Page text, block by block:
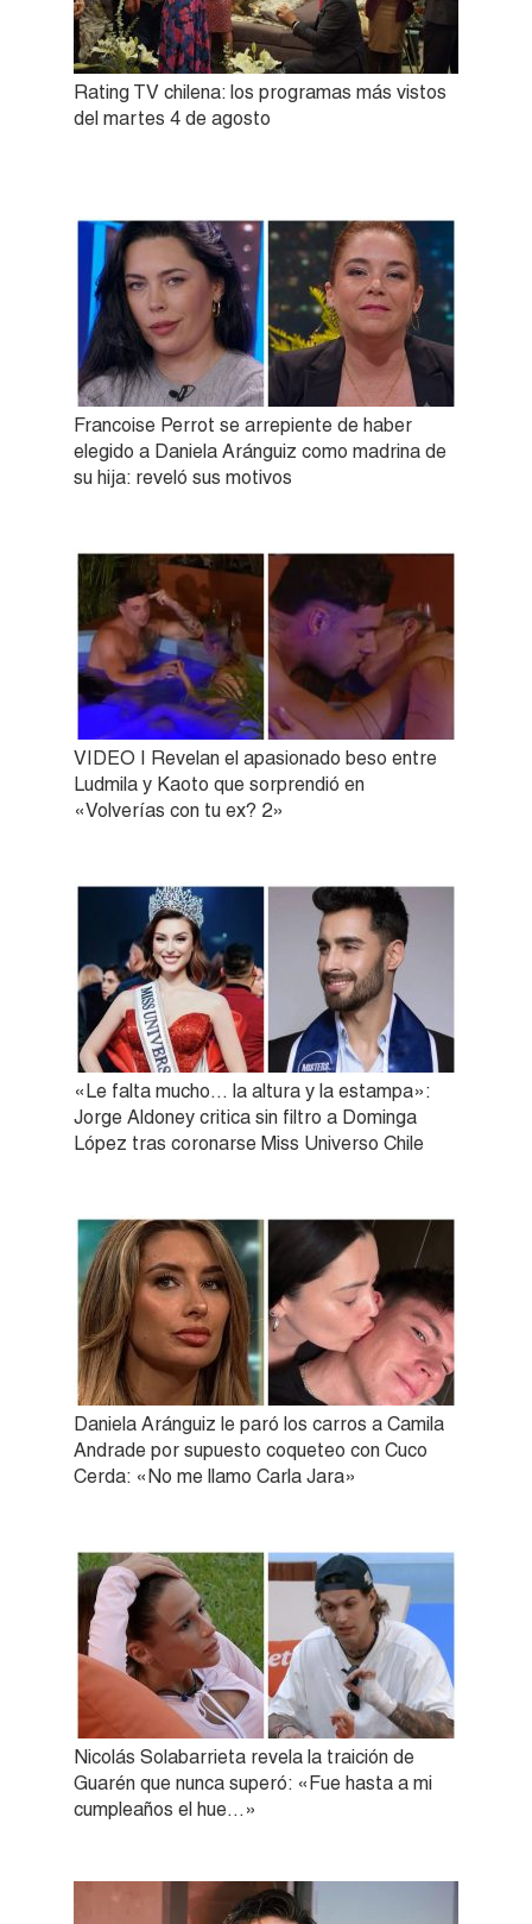
Rating TV chilena: los programas más vistos
del martes 4 de agosto
Francoise Perrot se arrepiente de haber
elegido a Daniela Aránguiz como madrina de
su hija: reveló sus motivos
VIDEO | Revelan el apasionado beso entre
Ludmila y Kaoto que sorprendió en
«Volverías con tu ex? 2»
«Le falta mucho… la altura y la estampa»:
Jorge Aldoney critica sin filtro a Dominga
López tras coronarse Miss Universo Chile
Daniela Aránguiz le paró los carros a Camila
Andrade por supuesto coqueteo con Cuco
Cerda: «No me llamo Carla Jara»
Nicolás Solabarrieta revela la traición de
Guarén que nunca superó: «Fue hasta a mi
cumpleaños el hue…»